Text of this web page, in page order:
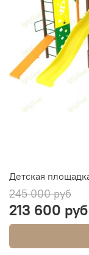
Детская
245 000 руб
213 600 руб